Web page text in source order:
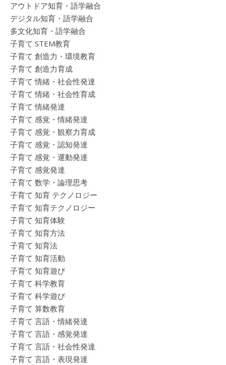
アウトドア知育・語学融合
デジタル知育・語学融合
多文化知育・語学融合
子育て STEM教育
子育て 創造力・環境教育
子育て 創造力育成
子育て 情緒・社会性発達
子育て 情緒・社会性育成
子育て 情緒発達
子育て 感覚・情緒発達
子育て 感覚・観察力育成
子育て 感覚・認知発達
子育て 感覚・運動発達
子育て 感覚発達
子育て 数学・論理思考
子育て 知育 テクノロジー
子育て 知育テクノロジー
子育て 知育体験
子育て 知育方法
子育て 知育法
子育て 知育活動
子育て 知育遊び
子育て 科学教育
子育て 科学遊び
子育て 算数教育
子育て 言語・情緒発達
子育て 言語・感覚発達
子育て 言語・社会性発達
子育て 言語・表現発達